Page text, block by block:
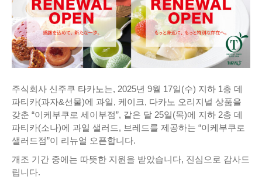
주식회사 신주쿠 타카노는, 2025년 9월 17일(수) 지하 1층 데
파티카(과자&선물)에 과일, 케이크, 다카노 오리지널 상품을
갖춘 “이케부쿠로 세이부점”, 같은 달 25일(목)에 지하 2층 데
파티카(소나)에 과일 샐러드, 브레드를 제공하는 “이케부쿠로
샐러드점”이 리뉴얼 오픈합니다.
개조 기간 중에는 따뜻한 지원을 받았습니다, 진심으로 감사드
립니다.